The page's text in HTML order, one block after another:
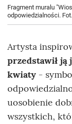
Fragment muralu
odpowiedzialności.
Artysta
przedstawił ją
kwiaty -
uosobienie
wszystkich,